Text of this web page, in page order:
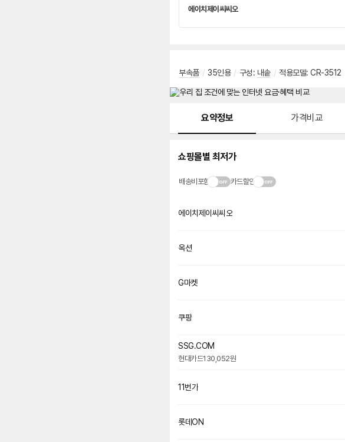
에이치제이씨씨오네
부속품 / 35인용 / 구성: 내솥 / 적용모델: CR-3512
요약정보 가격비교
쇼핑몰별 최저가
배송비포함 카드할인
에이치제이씨씨오
옥션
G마켓
쿠팡
SSG.COM
현대카드130,052원
11번가
롯데ON